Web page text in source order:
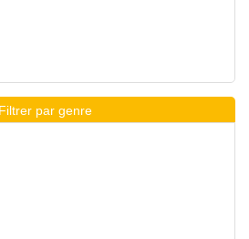
Filtrer par genre